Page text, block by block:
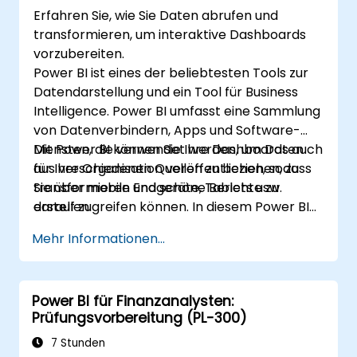
Erfahren Sie, wie Sie Daten abrufen und
transformieren, um interaktive Dashboards
vorzubereiten.
Power BI ist eines der beliebtesten Tools zur
Datendarstellung und ein Tool für Business
Intelligence. Power BI umfasst eine Sammlung
von Datenverbindern, Apps und Software-
Diensten, die verwendet werden, um Daten
aus verschiedenen Quellen zu beziehen, zu
transformieren und schöne Berichte zu
erstellen.
Mit Power BI können Sie Ihre Dashboards auch
für Ihre Organisation veröffentlichen, sodass
Sie über mobile Endgeräte, Tablets usw.
darauf zugreifen können. In diesem Power BI-
Sie eine Verbindung zu mehreren
Datenquellen herstellen, Daten
transformieren und Berichte wie Diagramme,
Tabellen, Matrizen, Karten usw. erstellen.
Mehr Informationen...
Power BI für Finanzanalysten:
Prüfungsvorbereitung (PL-300)
7 Stunden